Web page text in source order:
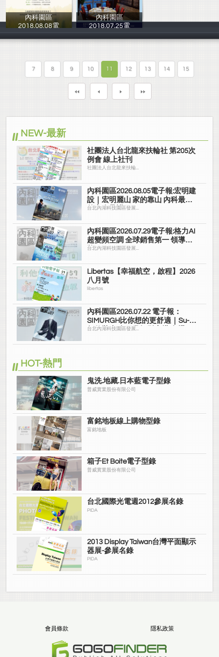
內科園區
2018.08.08電
台北內湖科技園
內科園區
2018.07.25電
台北內湖科技園
7 8 9 10 11 12 13 14 15
NEW-最新
社團法人台北龍來扶輪社 第205次
例會 線上社刊
社團法人台北龍來扶輪...
內科園區2026.08.05電子報:宏明建
設｜宏明麗山 家的靠山 內科最高
的安全承諾
台北內湖科技園區發展...
內科園區2026.07.29電子報:格力AI
超變頻空調 全球銷售第一 領導品
牌
台北內湖科技園區發展...
Libertas【幸福航空，啟程】2026
八月號
libertas
內科園區2026.07.22 電子報：
SIMURGH比你想的更舒適｜Su-Si
舒仕裝 都會日常輕鬆穿搭 免燙可
台北內湖科技園區發展...
HOT-熱門
鬼洗.地藏.日本藍電子型錄
普威實業股份有限公司
富銘地板線上購物型錄
富銘地板
箱子Et Boite電子型錄
普威實業股份有限公司
台北國際光電週2012參展名錄
PIDA
2013 Display Taiwan台灣平面顯示
器展-參展名錄
PIDA
會員條款 隱私政策